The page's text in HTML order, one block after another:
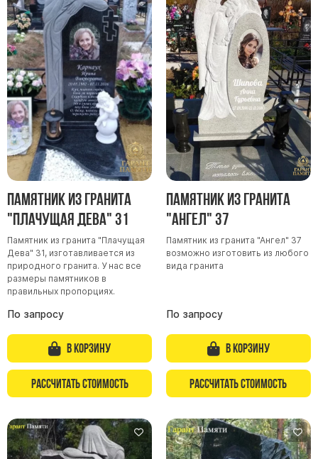
Памятник из гранита
"Плачущая Дева" 31
Памятник из гранита "Плачущая
Дева" 31, изготавливается из
природного гранита. У нас все
размеры памятников в
правильных пропорциях.
По запросу
В корзину
Рассчитать стоимость
Памятник из гранита
"Ангел" 37
Памятник из гранита "Ангел" 37
возможно изготовить из любого
вида гранита
По запросу
В корзину
Рассчитать стоимость